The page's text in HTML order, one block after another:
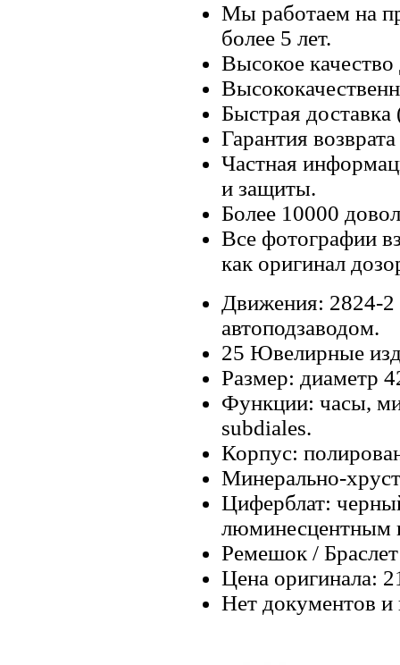
Мы работаем на
более 5 лет.
Высокое
Быстрая
Гарантия возврата
Частная
и защиты.
Более 10000
Все фотографии
как оригинал
Движения: 2824-2
автоподзаводом.
25 Ювелирные
Размер: диаметр
Функции: часы,
subdiales.
Корпус:
Минерально-
Циферблат:
люминесцентным
Ремешок /
Цена оригинала:
Нет документов и